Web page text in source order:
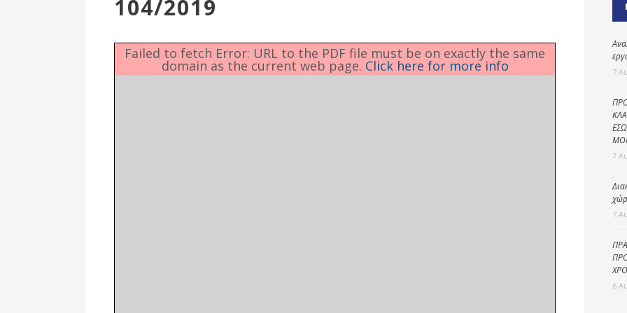
Επιτροπή
Ενότητες
Δημοτική
αστυνομία
104/2019
Failed to fetch Error: URL to the PDF file must be on exactly the same
domain as the current web page. Click here for more info 7
7
7
6